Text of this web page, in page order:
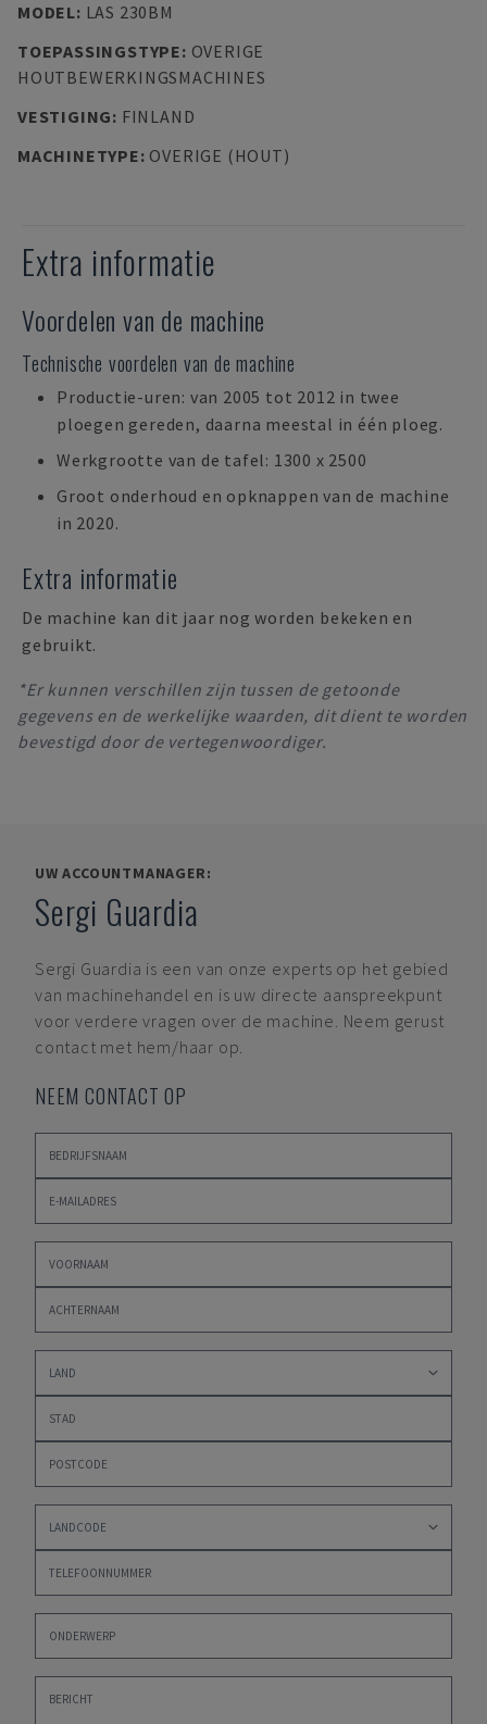
MODEL: LAS 230BM
TOEPASSINGSTYPE: OVERIGE
HOUTBEWERKINGSMACHINES
VESTIGING: FINLAND
MACHINETYPE: OVERIGE (HOUT)
Extra informatie
Voordelen van de machine
Technische voordelen van de machine
Productie-uren: van 2005 tot 2012 in twee
ploegen gereden, daarna meestal in één ploeg.
Werkgrootte van de tafel: 1300 x 2500
Groot onderhoud en opknappen van de machine
in 2020.
Extra informatie
De machine kan dit jaar nog worden bekeken en
gebruikt.
*Er kunnen verschillen zijn tussen de getoonde
gegevens en de werkelijke waarden, dit dient te worden
bevestigd door de vertegenwoordiger.
UW ACCOUNTMANAGER:
Sergi Guardia
Sergi Guardia is een van onze experts op het gebied
van machinehandel en is uw directe aanspreekpunt
voor verdere vragen over de machine. Neem gerust
contact met hem/haar op.
NEEM CONTACT OP